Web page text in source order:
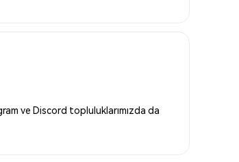
ve Discord topluluklarımızda da